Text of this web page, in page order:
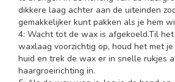
dikkere laag achter aan de uiteinden
gemakkelijker kunt pakken als je hem
4: Wacht tot de wax is afgekoeld.Til
waxlaag voorzichtig op, houd het met
huid en trek de wax er in snelle rukjes
haargroeirichting in.